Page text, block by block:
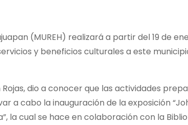
(MUREH) realizará a partir del 19 de
y beneficios culturales a este
dio a conocer que las actividades
a cabo la inauguración de la exposición
la cual se hace en colaboración con la